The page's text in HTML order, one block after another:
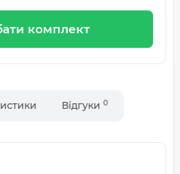
комплект
Відгуки 0